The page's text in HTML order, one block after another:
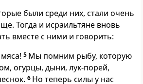
были среди них, стали очень
Тогда и исраильтяне вновь
вместе с ними и говорить:
5 Мы помним рыбу, которую
огурцы, дыни, лук-порей,
6 Но теперь силы у нас